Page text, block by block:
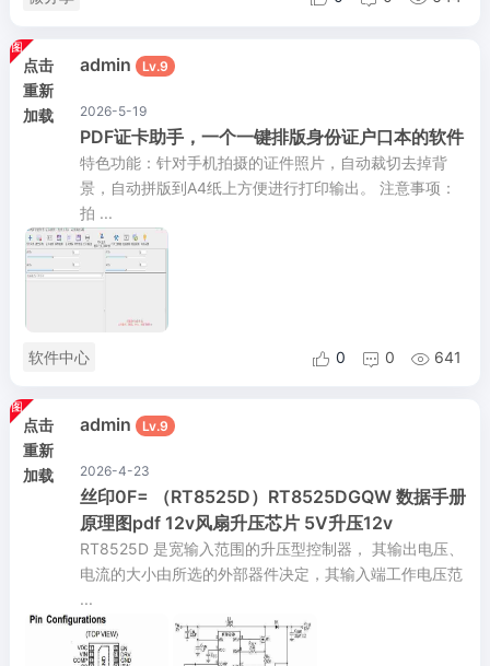
点击
重新
加载
admin Lv.9
2026-5-19
PDF证卡助手，一个一键排版身份证户口本的软件
特色功能：针对手机拍摄的证件照片，自动裁切去掉背
景，自动拼版到A4纸上方便进行打印输出。 注意事项：
拍 ...
软件中心  0  0  641
点击
重新
加载
admin Lv.9
2026-4-23
丝印0F= （RT8525D）RT8525DGQW 数据手册
原理图pdf 12v风扇升压芯片 5V升压12v
RT8525D 是宽输入范围的升压型控制器， 其输出电压、
电流的大小由所选的外部器件决定，其输入端工作电压范
...